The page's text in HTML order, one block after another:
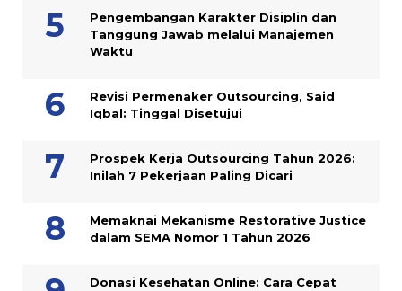
Pengembangan Karakter Disiplin dan
Tanggung Jawab melalui Manajemen
Waktu
Revisi Permenaker Outsourcing, Said
Iqbal: Tinggal Disetujui
Prospek Kerja Outsourcing Tahun 2026:
Inilah 7 Pekerjaan Paling Dicari
Memaknai Mekanisme Restorative Justice
dalam SEMA Nomor 1 Tahun 2026
Donasi Kesehatan Online: Cara Cepat